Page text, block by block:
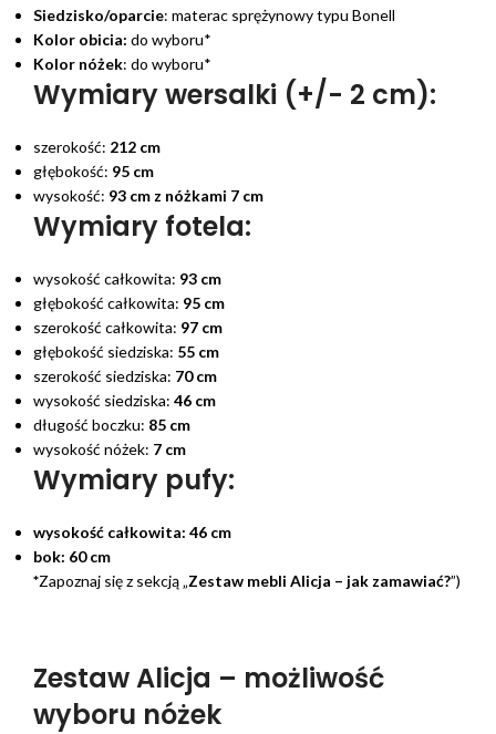
Siedzisko/oparcie: materac sprężynowy typu Bonell
Kolor obicia: do wyboru*
Kolor nóżek: do wyboru*
Wymiary wersalki (+/- 2 cm):
szerokość: 212 cm
głębokość: 95 cm
wysokość: 93 cm z nóżkami 7 cm
Wymiary fotela:
wysokość całkowita: 93 cm
głębokość całkowita: 95 cm
szerokość całkowita: 97 cm
głębokość siedziska: 55 cm
szerokość siedziska: 70 cm
wysokość siedziska: 46 cm
długość boczku: 85 cm
wysokość nóżek: 7 cm
Wymiary pufy:
wysokość całkowita: 46 cm
bok: 60 cm
*Zapoznaj się z sekcją „Zestaw mebli Alicja – jak zamawiać?”)
Zestaw Alicja – możliwość
wyboru nóżek